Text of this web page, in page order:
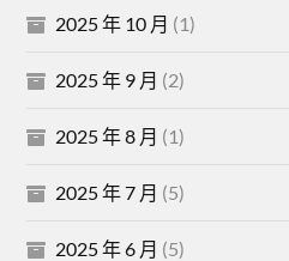
2025 年 10 月 (1)
2025 年 9 月 (2)
2025 年 8 月 (1)
2025 年 7 月 (5)
2025 年 6 月 (5)